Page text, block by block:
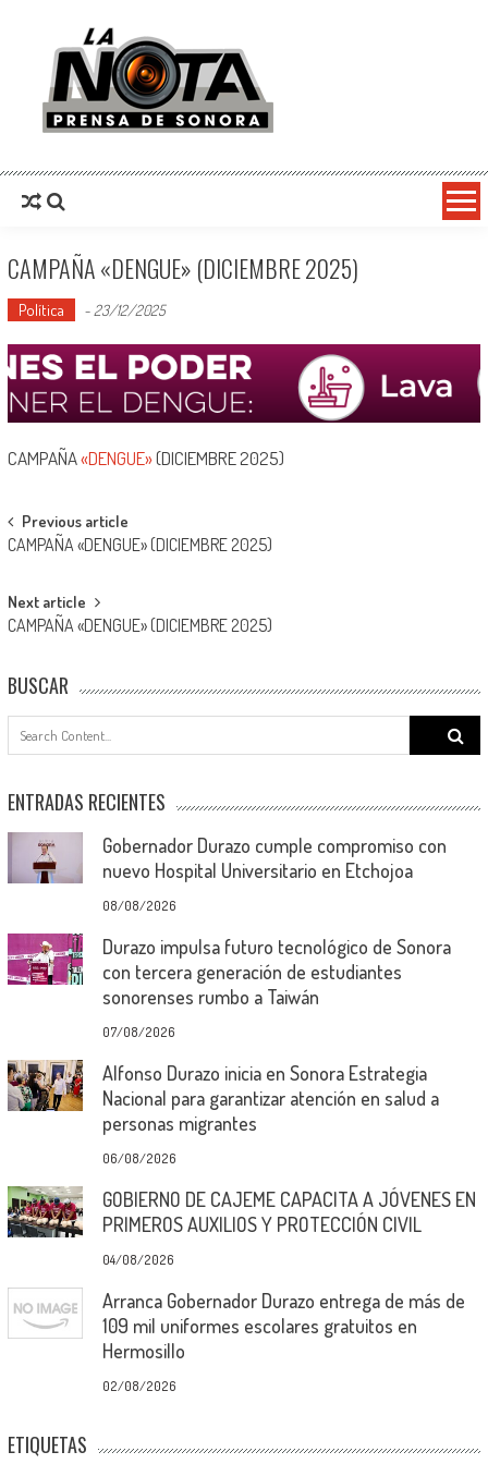
La Nota Prensa De Sonora
CAMPAÑA «DENGUE» (DICIEMBRE 2025)
Política - 23/12/2025
CAMPAÑA«DENGUE»(DICIEMBRE 2025)
Post
navigation
Previous article
CAMPAÑA «DENGUE» (DICIEMBRE 2025)
Next article
CAMPAÑA «DENGUE» (DICIEMBRE 2025)
BUSCAR
Search
for:
ENTRADAS RECIENTES
Gobernador Durazo cumple compromiso con
nuevo Hospital Universitario en Etchojoa
08/08/2026
Durazo impulsa futuro tecnológico de Sonora
con tercera generación de estudiantes
sonorenses rumbo a Taiwán
07/08/2026
Alfonso Durazo inicia en Sonora Estrategia
Nacional para garantizar atención en salud a
personas migrantes
06/08/2026
GOBIERNO DE CAJEME CAPACITA A JÓVENES EN
PRIMEROS AUXILIOS Y PROTECCIÓN CIVIL
04/08/2026
Arranca Gobernador Durazo entrega de más de
109 mil uniformes escolares gratuitos en
Hermosillo
02/08/2026
ETIQUETAS